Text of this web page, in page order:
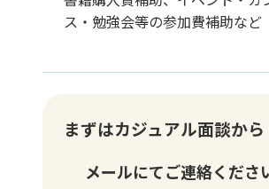
ス・勉強会等の参加費補助など
まずはカジュアル面談から
メールにてご連絡くださ